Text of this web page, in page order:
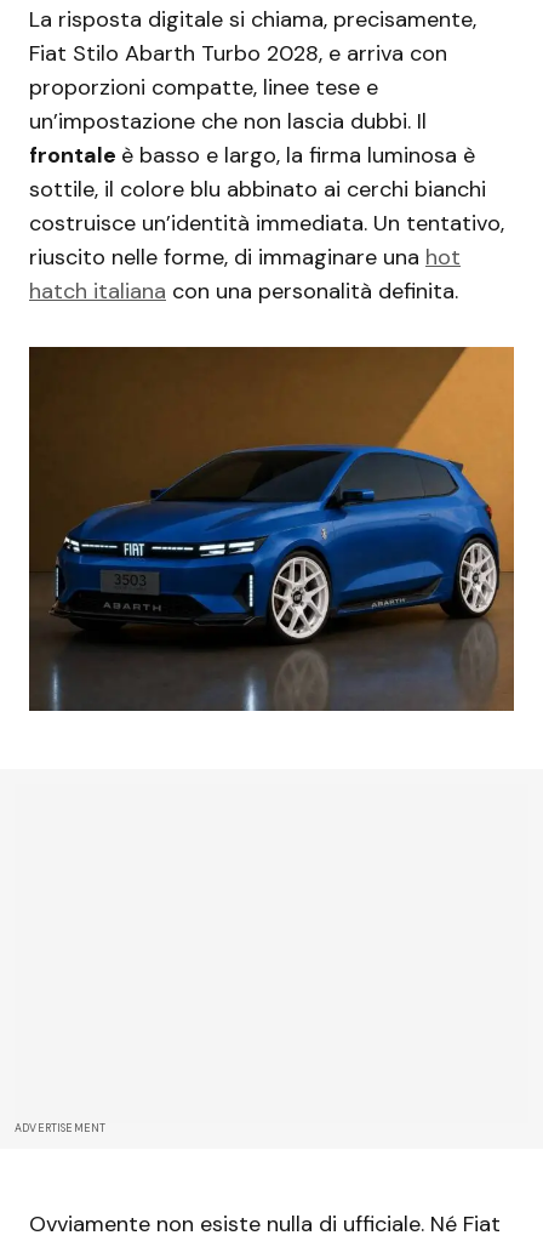
La risposta digitale si chiama, precisamente,
Fiat Stilo Abarth Turbo 2028, e arriva con
proporzioni compatte, linee tese e
un’impostazione che non lascia dubbi. Il
frontale è basso e largo, la firma luminosa è
sottile, il colore blu abbinato ai cerchi bianchi
costruisce un’identità immediata. Un tentativo,
riuscito nelle forme, di immaginare una hot
hatch italiana con una personalità definita.
ADVERTISEMENT
Ovviamente non esiste nulla di ufficiale. Né Fiat